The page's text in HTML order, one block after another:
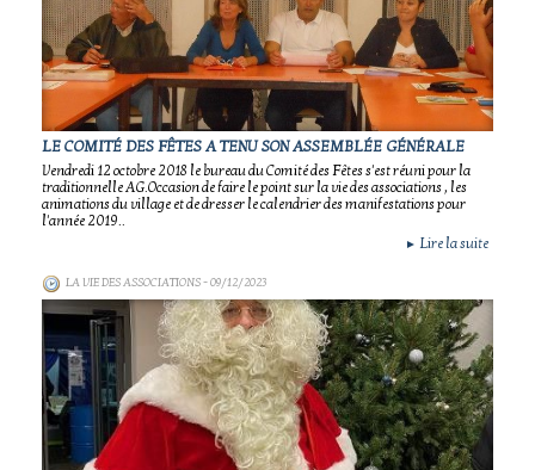
LE COMITÉ DES FÊTES A TENU SON ASSEMBLÉE GÉNÉRALE
Vendredi 12 octobre 2018 le bureau du Comité des Fêtes s'est réuni pour la
traditionnelle AG.Occasion de faire le point sur la vie des associations , les
animations du village et de dresser le calendrier des manifestations pour
l'année 2019..
► Lire la suite
LA VIE DES ASSOCIATIONS- 09/12/2023